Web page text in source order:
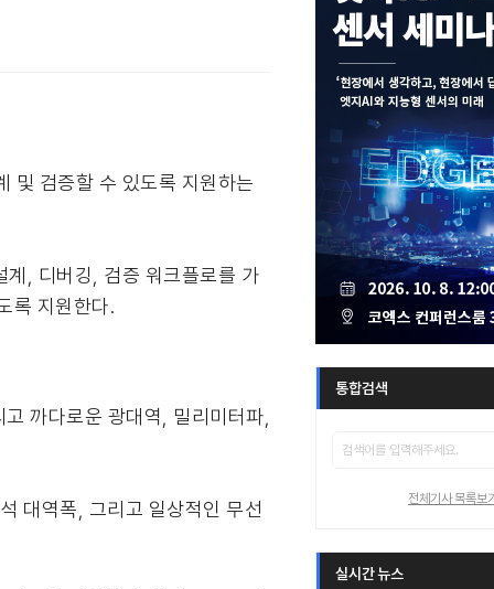
및 검증할 수 있도록 지원하는
, 디버깅, 검증 워크플로를 가
록 지원한다.
까다로운 광대역, 밀리미터파,
대역폭, 그리고 일상적인 무선
통합검색
전체기사 목록보
실시간 뉴스